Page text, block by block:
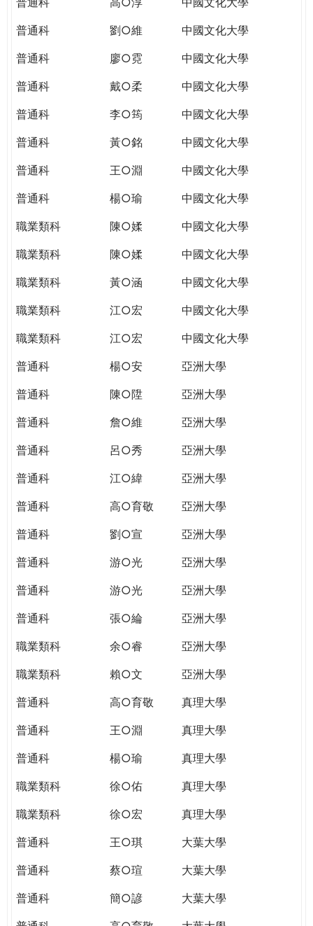
普通科
劉○維
中國文化大學
普通科
廖○霓
中國文化大學
普通科
戴○柔
中國文化大學
普通科
李○筠
中國文化大學
普通科
黃○銘
中國文化大學
普通科
王○淵
中國文化大學
普通科
楊○瑜
中國文化大學
職業類科
陳○媃
中國文化大學
職業類科
陳○媃
中國文化大學
職業類科
黃○涵
中國文化大學
職業類科
江○宏
中國文化大學
職業類科
江○宏
中國文化大學
普通科
楊○安
亞洲大學
普通科
陳○陞
亞洲大學
普通科
詹○維
亞洲大學
普通科
呂○秀
亞洲大學
普通科
江○緯
亞洲大學
普通科
高○育敬
亞洲大學
普通科
劉○宣
亞洲大學
普通科
游○光
亞洲大學
普通科
游○光
亞洲大學
普通科
張○綸
亞洲大學
職業類科
余○睿
亞洲大學
職業類科
賴○文
亞洲大學
普通科
高○育敬
真理大學
普通科
王○淵
真理大學
普通科
楊○瑜
真理大學
職業類科
徐○佑
真理大學
職業類科
徐○宏
真理大學
普通科
王○琪
大葉大學
普通科
蔡○瑄
大葉大學
普通科
簡○諺
大葉大學